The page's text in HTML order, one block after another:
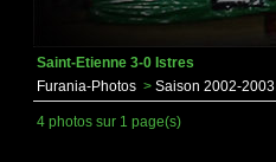
Saint-Etienne 3-0 Istres
Furania-Photos > Saison 2002-2003
4 photos sur 1 page(s)